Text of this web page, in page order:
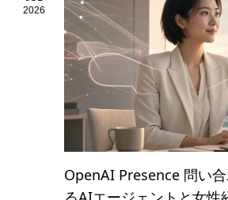
2026
OpenAI Presence 問い